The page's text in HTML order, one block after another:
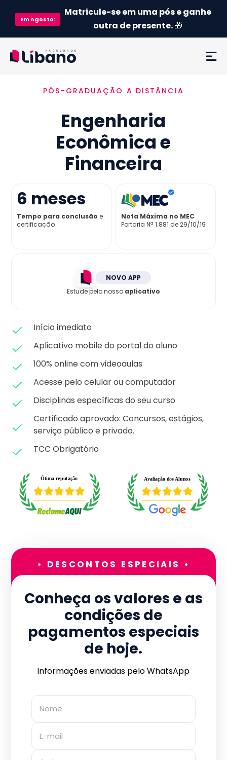
EmAgosto:
Matricule-se em uma pós e ganhe
outra de presente.🎁
Ementa
Como funciona
Credenciamento MEC
Já sou aluno
PÓS-GRADUAÇÃO A DISTÂNCIA
Engenharia
Econômica e
Financeira
6 meses
Tempo para conclusão e
certificação
Nota Máxima no MEC
Portaria Nª 1.881 de 29/10/19
NOVO APP
Estude pelo nosso aplicativo
Início imediato
Aplicativo mobile do portal do aluno
100% online com videoaulas
Acesse pelo celular ou computador
Disciplinas específicas do seu curso
Certificado aprovado: Concursos, estágios,
serviço público e privado.
TCC Obrigatório
• DESCONTOS ESPECIAIS •
Conheça os valores e as
condições de
pagamentos especiais
de hoje.
Informações enviadas pelo WhatsApp